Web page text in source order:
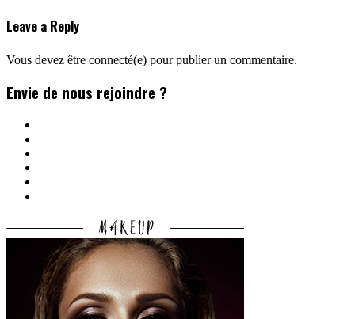
Leave a Reply
Vous devez être connecté(e) pour publier un commentaire.
Envie de nous rejoindre ?